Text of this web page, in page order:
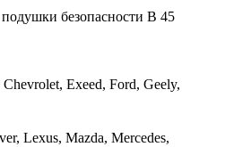
безопасности B 45
Exeed, Ford, Geely,
Lexus, Mazda, Mercedes,